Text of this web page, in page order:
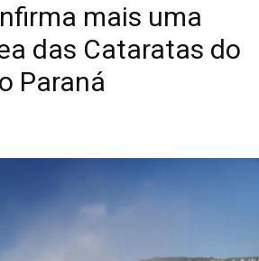
mais uma
das Cataratas do
Paraná